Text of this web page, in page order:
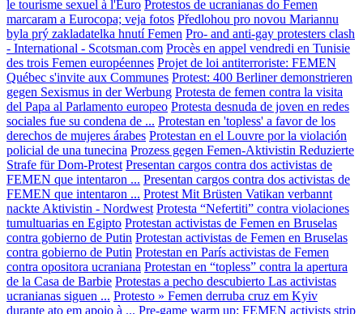
le tourisme sexuel à l'Euro Protestos de ucranianas do Femen
marcaram a Eurocopa; veja fotos Předlohou pro novou Mariannu
byla prý zakladatelka hnutí Femen Pro- and anti-gay protesters clash
- International - Scotsman.com Procès en appel vendredi en Tunisie
des trois Femen européennes Projet de loi antiterroriste: FEMEN
Québec s'invite aux Communes Protest: 400 Berliner demonstrieren
gegen Sexismus in der Werbung Protesta de femen contra la visita
del Papa al Parlamento europeo Protesta desnuda de joven en redes
sociales fue su condena de ... Protestan en 'topless' a favor de los
derechos de mujeres árabes Protestan en el Louvre por la violación
policial de una tunecina Prozess gegen Femen-Aktivistin Reduzierte
Strafe für Dom-Protest Presentan cargos contra dos activistas de
FEMEN que intentaron ... Presentan cargos contra dos activistas de
FEMEN que intentaron ... Protest Mit Brüsten Vatikan verbannt
nackte Aktivistin - Nordwest Protesta “Nefertiti” contra violaciones
tumultuarias en Egipto Protestan activistas de Femen en Bruselas
contra gobierno de Putin Protestan activistas de Femen en Bruselas
contra gobierno de Putin Protestan en París activistas de Femen
contra opositora ucraniana Protestan en “topless” contra la apertura
de la Casa de Barbie Protestas a pecho descubierto Las activistas
ucranianas siguen ... Protesto » Femen derruba cruz em Kyiv
durante ato em apoio à ... Pre-game warm up: FEMEN activists strip